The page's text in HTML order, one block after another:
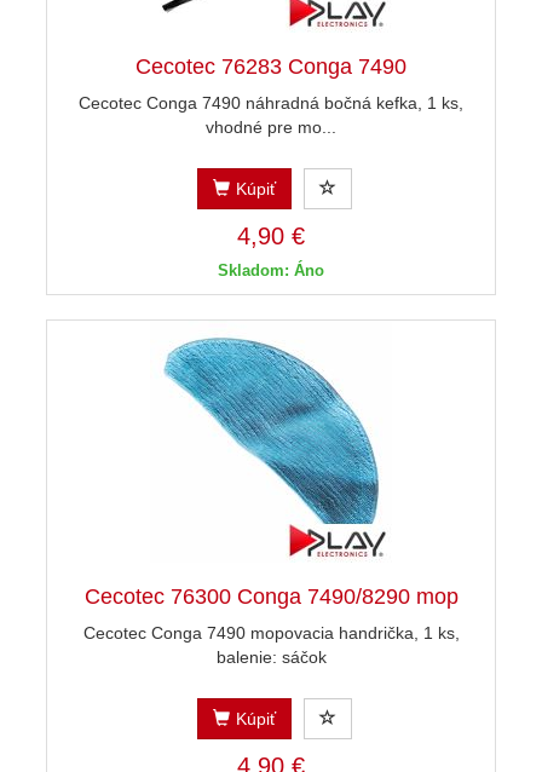
Cecotec 76283 Conga 7490
Cecotec Conga 7490 náhradná bočná kefka, 1 ks,
vhodné pre mo...
Kúpiť
4,90 €
Skladom: Áno
Cecotec 76300 Conga 7490/8290 mop
Cecotec Conga 7490 mopovacia handrička, 1 ks,
balenie: sáčok
Kúpiť
4,90 €